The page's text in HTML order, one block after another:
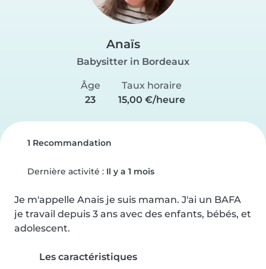
Anaïs
Babysitter in Bordeaux
Âge
23
Taux horaire
15,00 €/heure
1 Recommandation
Dernière activité : Il y a 1 mois
Je m'appelle Anais je suis maman. J'ai un BAFA
je travail depuis 3 ans avec des enfants, bébés, et
adolescent.
Les caractéristiques